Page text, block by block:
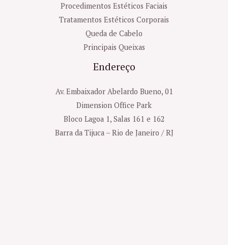
Procedimentos Estéticos Faciais
Tratamentos Estéticos Corporais
Queda de Cabelo
Principais Queixas
Endereço
Av. Embaixador Abelardo Bueno, 01
Dimension Office Park
Bloco Lagoa 1, Salas 161 e 162
Barra da Tijuca – Rio de Janeiro / RJ